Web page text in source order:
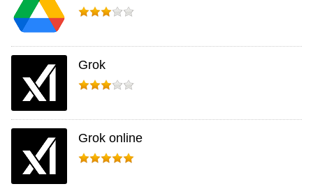
Grok
Grok online